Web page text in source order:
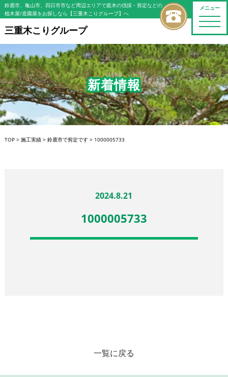
メニュー
toggle
鈴鹿市、亀山市、四日市市など周辺エリアで庭木の伐採・剪定などの
植木屋/造園屋をお探しなら【三重木こりグループ】へ
三重木こりグループ
新着情報
TOP> 施工実績> 鈴鹿市で剪定です> 1000005733
2024.8.21
1000005733
一覧に戻る